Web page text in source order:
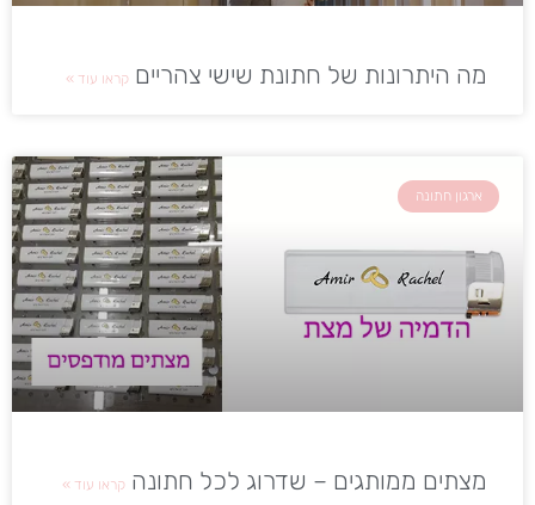
מה היתרונות של חתונת שישי צהריים קראו עוד »
ארגון חתונה
מצתים ממותגים – שדרוג לכל חתונה קראו עוד »